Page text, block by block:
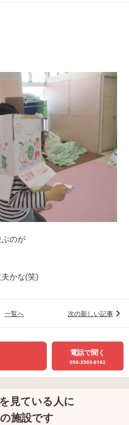
のが
かな(笑)
一覧へ 次の新しい記事
電話で聞く
050-3503-6192
見ている人に
施設です